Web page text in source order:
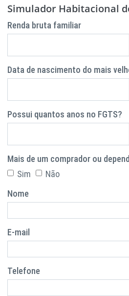
Simulador Habitacional
Renda bruta familiar
Data de nascimento do mais
Possui quantos anos no FGTS?
Mais de um comprador ou
Sim
Não
Nome
E-mail
Telefone